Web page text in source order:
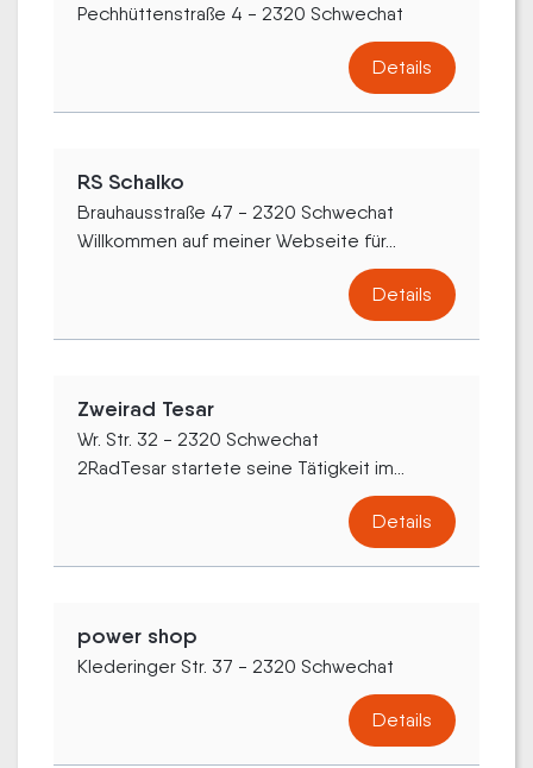
Pechhüttenstraße 4 - 2320 Schwechat
Details
RS Schalko
Brauhausstraße 47 - 2320 Schwechat
Willkommen auf meiner Webseite für...
Details
Zweirad Tesar
Wr. Str. 32 - 2320 Schwechat
2RadTesar startete seine Tätigkeit im...
Details
power shop
Klederinger Str. 37 - 2320 Schwechat
Details